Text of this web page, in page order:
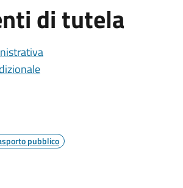
di tutela
pubblico